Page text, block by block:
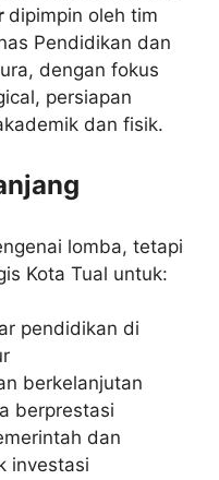
dipimpin oleh tim
Pendidikan dan
dengan fokus
persiapan
dan fisik.
lomba, tetapi
Kota Tual untuk:
pendidikan di
berkelanjutan
berprestasi
dan
investasi